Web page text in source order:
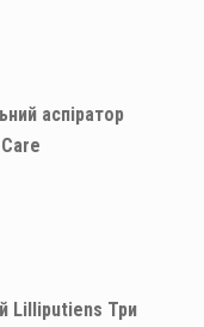
аспіратор
Lilliputiens Три